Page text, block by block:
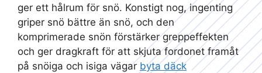
ger ett hålrum för snö. Konstigt nog, ingenting
griper snö bättre än snö, och den
komprimerade snön förstärker greppeffekten
och ger dragkraft för att skjuta fordonet framåt
på snöiga och isiga vägar byta däck